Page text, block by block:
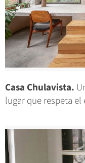
Casa Chulavista.
lugar que respeta